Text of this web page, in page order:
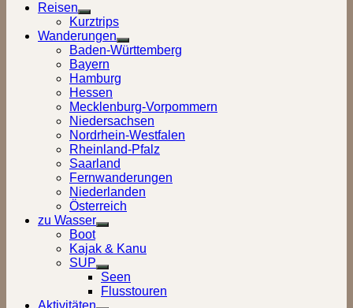
Reisen
Show
sub
menu
Kurztrips
Wanderungen
Show
sub
Baden-Württemberg
Bayern
Hamburg
Hessen
Mecklenburg-Vorpommern
Niedersachsen
Nordrhein-Westfalen
Rheinland-Pfalz
Saarland
Fernwanderungen
Niederlanden
Österreich
zu Wasser
Show
sub
menu
Boot
Kajak & Kanu
SUP
Show
sub
menu
Seen
Flusstouren
Aktivitäten